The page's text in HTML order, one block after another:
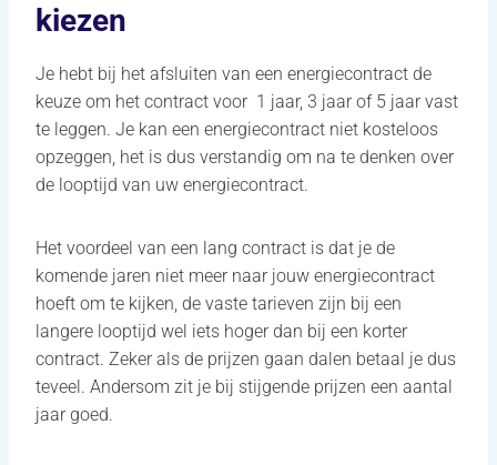
kiezen
Je hebt bij het afsluiten van een energiecontract de
keuze om het contract voor 1 jaar, 3 jaar of 5 jaar vast
te leggen. Je kan een energiecontract niet kosteloos
opzeggen, het is dus verstandig om na te denken over
de looptijd van uw energiecontract.
Het voordeel van een lang contract is dat je de
komende jaren niet meer naar jouw energiecontract
hoeft om te kijken, de vaste tarieven zijn bij een
langere looptijd wel iets hoger dan bij een korter
contract. Zeker als de prijzen gaan dalen betaal je dus
teveel. Andersom zit je bij stijgende prijzen een aantal
jaar goed.